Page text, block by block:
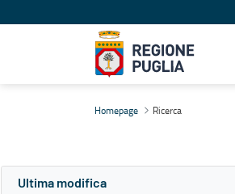
Homepage Ricerca
Ultima modifica